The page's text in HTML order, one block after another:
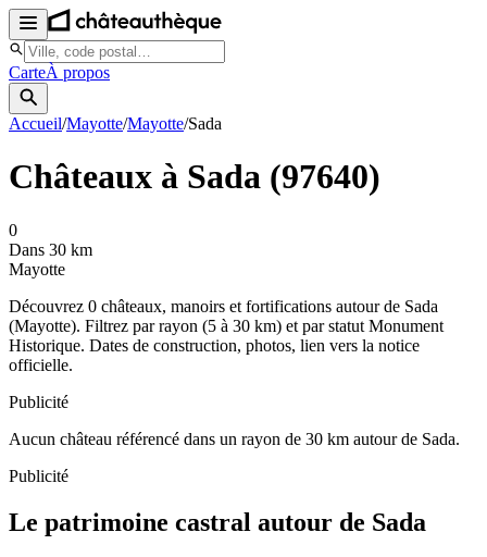
CarteÀ propos
Accueil/Mayotte/Mayotte/Sada
Châteaux à Sada (97640)
0
Dans 30 km
Mayotte
Découvrez 0 châteaux, manoirs et fortifications autour de Sada
(Mayotte). Filtrez par rayon (5 à 30 km) et par statut Monument
Historique. Dates de construction, photos, lien vers la notice
officielle.
Publicité
Aucun château référencé dans un rayon de 30 km autour de Sada.
Publicité
Le patrimoine castral autour de Sada